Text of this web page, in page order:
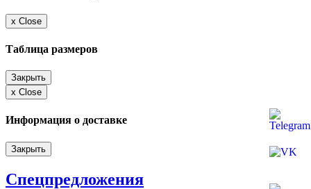
x Close
Таблица размеров
Закрыть
x Close
Информация о доставке
Закрыть
Спецпредложения